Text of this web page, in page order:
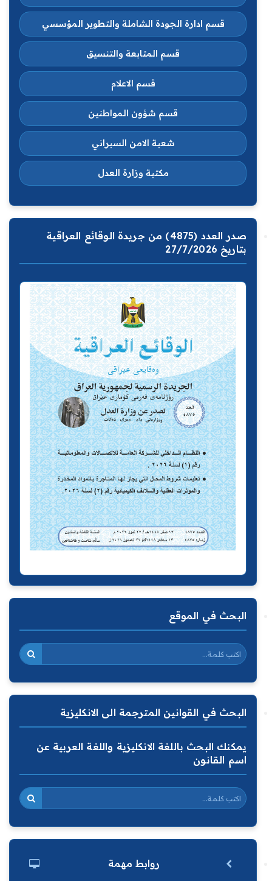
قسم ادارة الجودة الشاملة والتطوير المؤسسي
قسم المتابعة والتنسيق
قسم الاعلام
قسم شؤون المواطنين
شعبة الامن السبراني
مكتبة وزارة العدل
صدر العدد (4875) من جريدة الوقائع العراقية
بتاريخ 27/7/2026
البحث في الموقع
البحث في القوانين المترجمة الى الانكليزية
يمكنك البحث باللغة الانكليزية واللغة العربية عن
اسم القانون
روابط مهمة